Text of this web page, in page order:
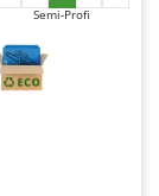
Semi-Profi